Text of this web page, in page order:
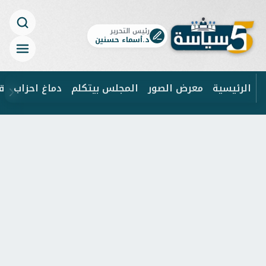
رئيس التحرير
د.أسماء حسنين
الرئيسية معرض الصور المجلس بيتكلم دماغ احزاب